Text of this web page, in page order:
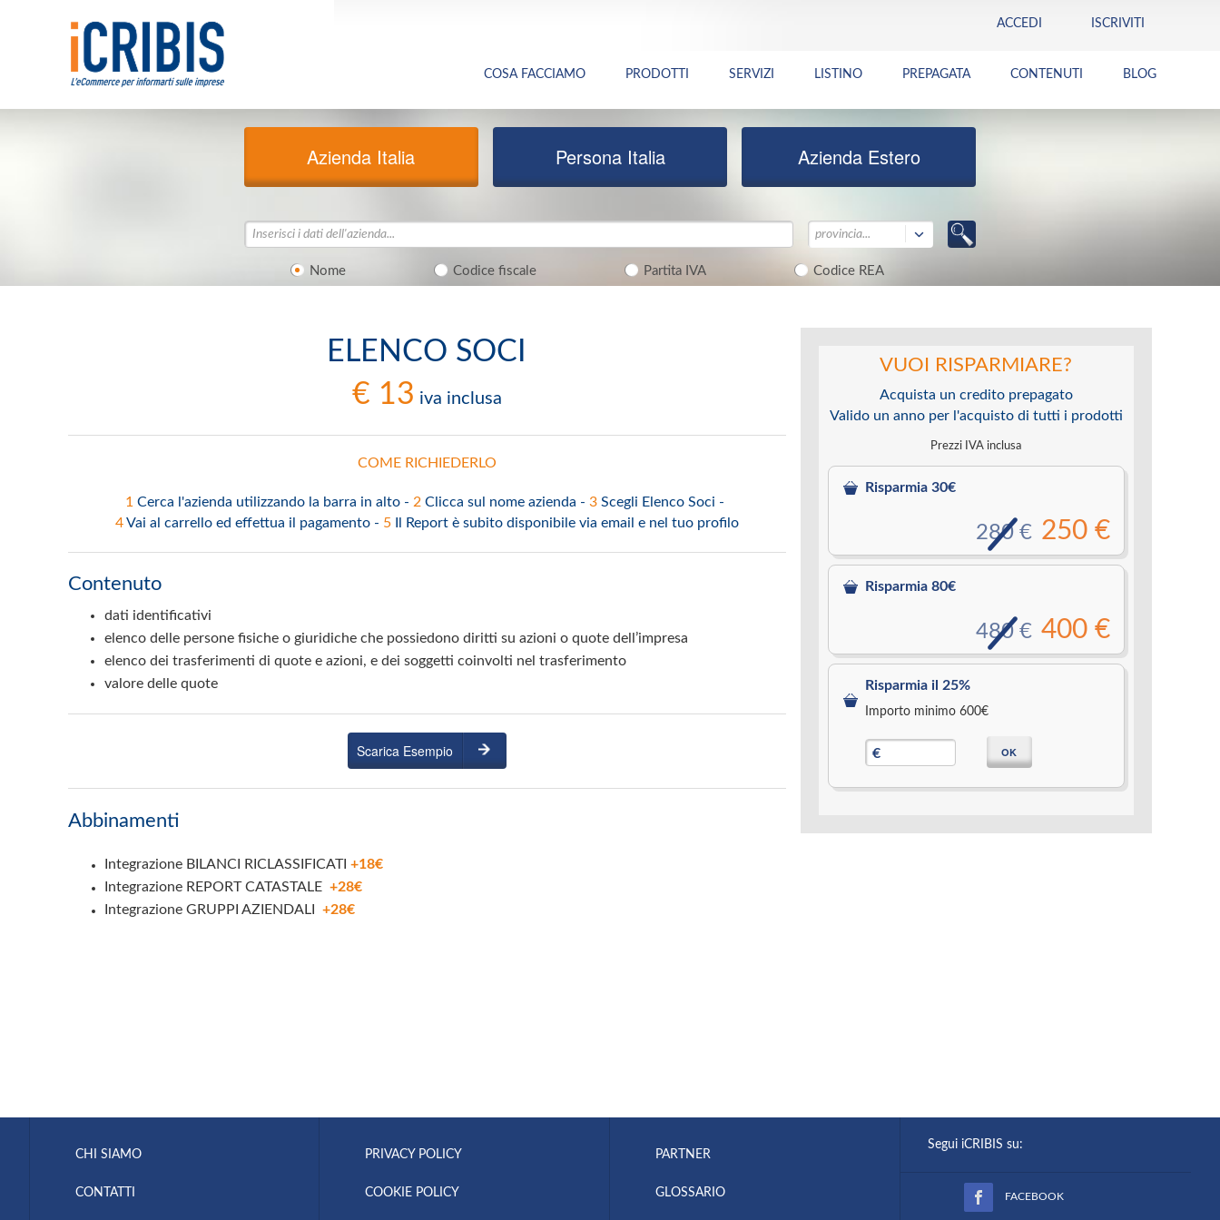
ACCEDI ISCRIVITI
COSA FACCIAMO PRODOTTI SERVIZI LISTINO PREPAGATA CONTENUTI BLOG
Azienda Italia Persona Italia Azienda Estero
Nome Codice fiscale Partita IVA Codice REA
provincia...
ELENCO SOCI
€ 13 iva inclusa
COME RICHIEDERLO
1 Cerca l'azienda utilizzando la barra in alto - 2Clicca sul nome azienda -3Scegli Elenco Soci -
4Vai al carrello ed effettua il pagamento - 5 Il Report è subito disponibile via email e nel tuo profilo
Contenuto
dati identificativi
elenco delle persone fisiche o giuridiche che possiedono diritti su azioni o quote dell’impresa
elenco dei trasferimenti di quote e azioni, e dei soggetti coinvolti nel trasferimento
valore delle quote
Scarica Esempio
Abbinamenti
Integrazione BILANCI RICLASSIFICATI +18€
Integrazione REPORT CATASTALE +28€
Integrazione GRUPPI AZIENDALI +28€
VUOI RISPARMIARE?
Acquista un credito prepagato
Valido un anno per l'acquisto di tutti i prodotti
Prezzi IVA inclusa
Risparmia 30€
250 €
280 €
Risparmia 80€
400 €
480 €
Risparmia il 25%
Importo minimo 600€
€ OK
CHI SIAMO
CONTATTI
PRIVACY POLICY
COOKIE POLICY
PARTNER
GLOSSARIO
Segui iCRIBIS su:
FACEBOOK